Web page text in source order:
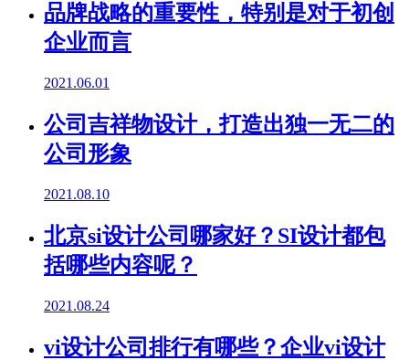
品牌战略的重要性，特别是对于初创
企业而言
2021.06.01
公司吉祥物设计，打造出独一无二的
公司形象
2021.08.10
北京si设计公司哪家好？SI设计都包
括哪些内容呢？
2021.08.24
vi设计公司排行有哪些？企业vi设计